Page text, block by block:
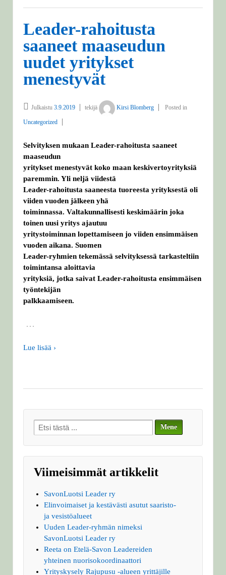
Leader-rahoitusta
saaneet maaseudun
uudet yritykset
menestyvät
Julkaistu 3.9.2019 tekijä Kirsi Blomberg Posted in
Uncategorized
Selvityksen mukaan Leader-rahoitusta saaneet
maaseudun
yritykset menestyvät koko maan keskivertoyrityksiä
paremmin. Yli neljä viidestä
Leader-rahoitusta saaneesta tuoreesta yrityksestä oli
viiden vuoden jälkeen yhä
toiminnassa. Valtakunnallisesti keskimäärin joka
toinen uusi yritys ajautuu
yritystoiminnan lopettamiseen jo viiden ensimmäisen
vuoden aikana. Suomen
Leader-ryhmien tekemässä selvityksessä tarkasteltiin
toimintansa aloittavia
yrityksiä, jotka saivat Leader-rahoitusta ensimmäisen
työntekijän
palkkaamiseen.
…
Lue lisää ›
Search
for:
Viimeisimmät artikkelit
SavonLuotsi Leader ry
Elinvoimaiset ja kestävästi asutut saaristo-
ja vesistöalueet
Uuden Leader-ryhmän nimeksi
SavonLuotsi Leader ry
Reeta on Etelä-Savon Leadereiden
yhteinen nuorisokoordinaattori
Yrityskysely Rajupusu -alueen yrittäjille